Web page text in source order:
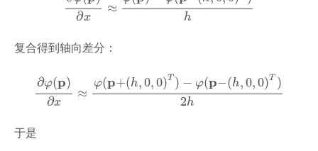
∂x
≈
h
复合得到轴向差分：
∂φ(p)
∂x
≈
φ(p+(h,0,0)T ) − φ(p−(h,0, 0)T )
2h
∂ ( φ ( T)− −( ,0 h
于是